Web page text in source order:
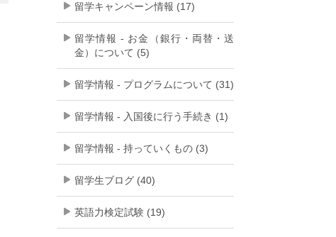
留学キャンペーン情報 (17)
留学情報 - お金（銀行・両替・送
金）について (5)
留学情報 - プログラムについて (31)
留学情報 - 入国後に行う手続き (1)
留学情報 - 持っていくもの (3)
留学生ブログ (40)
英語力検定試験 (19)